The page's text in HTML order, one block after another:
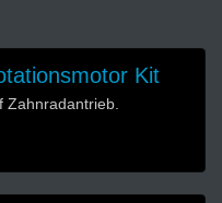
Kit
Zahnradantrieb.